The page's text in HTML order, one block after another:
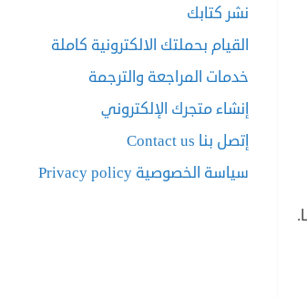
نشر كتابك
القيام بحملتك الالكترونية كاملة
خدمات المراجعة والترجمة
إنشاء متجرك الإلكتروني
إتصل بنا Contact us
سياسة الخصوصية Privacy policy